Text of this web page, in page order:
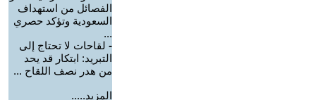
الفصائل من استهداف
السعودية وتؤكد حصري
...
- لقاحات لا تحتاج إلى
التبريد: ابتكار قد يحد
من هدر نصف اللقاح ...
المزيد.....